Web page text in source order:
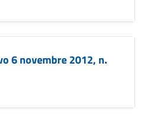
6 novembre 2012, n.